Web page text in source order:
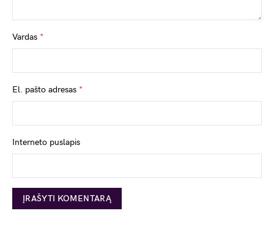
Vardas *
El. pašto adresas *
Interneto puslapis